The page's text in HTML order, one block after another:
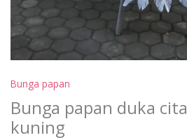
Bunga papan
Bunga papan duka
kuning